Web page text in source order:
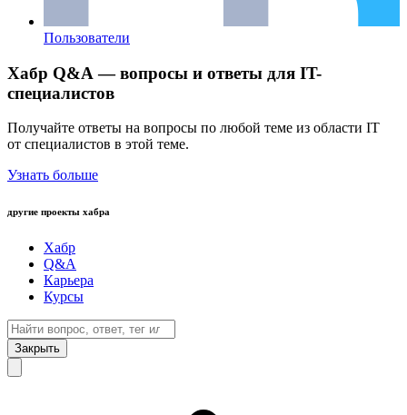
Пользователи
Хабр Q&A — вопросы и ответы для IT-
специалистов
Получайте ответы на вопросы по любой теме из области IT
от специалистов в этой теме.
Узнать больше
другие проекты хабра
Хабр
Q&A
Карьера
Курсы
Закрыть